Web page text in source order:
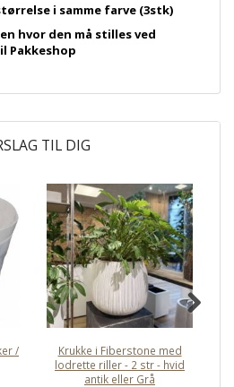
i samme farve (3stk)
hvor den må stilles ved
Pakkeshop
TIL DIG
/
Krukke i Fiberstone med
lodrette riller - 2 str - hvid
antik eller Grå